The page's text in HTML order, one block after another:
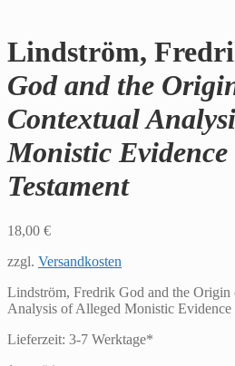
Lindström,
God and the
Contextual
Monistic
Testament
18,00 €
zzgl. Versandkosten
Lindström, Fredrik God and the
Analysis of Alleged Monistic Evidence
Lieferzeit: 3-7 Werktage*